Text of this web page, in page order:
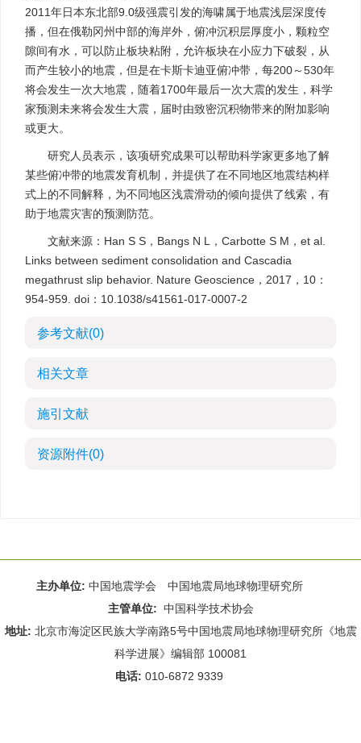
2011年日本东北部9.0级强震引发的海啸属于地震浅层深度传
播，但在俄勒冈州中部的海岸外，俯冲沉积层厚度小，颗粒空
隙间有水，可以防止板块粘附，允许板块在小应力下破裂，从
而产生较小的地震，但是在卡斯卡迪亚俯冲带，每200～530年
将会发生一次大地震，随着1700年最后一次大震的发生，科学
家预测未来将会发生大震，届时由致密沉积物带来的附加影响
或更大。
研究人员表示，该项研究成果可以帮助科学家更多地了解
某些俯冲带的地震发育机制，并提供了在不同地区地震结构样
式上的不同解释，为不同地区浅震滑动的倾向提供了线索，有
助于地震灾害的预测防范。
文献来源：Han S S，Bangs N L，Carbotte S M，et al.
Links between sediment consolidation and Cascadia
megathrust slip behavior. Nature Geoscience，2017，10：
954-959. doi：10.1038/s41561-017-0007-2
参考文献(0)
相关文章
施引文献
资源附件(0)
主办单位: 中国地震学会 中国地震局地球物理研究所
主管单位: 中国科学技术协会
地址: 北京市海淀区民族大学南路5号中国地震局地球物理研究所《地震
科学进展》编辑部 100081
电话: 010-6872 9339